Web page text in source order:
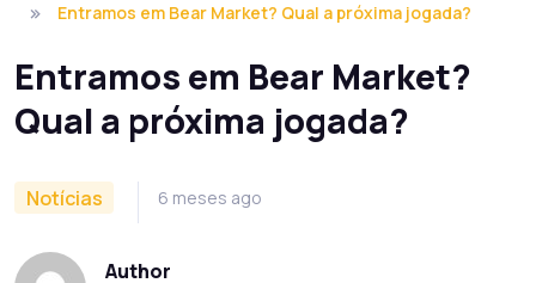
Entramos em Bear Market? Qual a próxima jogada?
Entramos em Bear Market?
Qual a próxima jogada?
Notícias 6 meses ago
Author